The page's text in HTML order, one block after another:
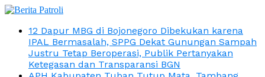
12 Dapur MBG di Bojonegoro Dibekukan karena
IPAL Bermasalah, SPPG Dekat Gunungan Sampah
Justru Tetap Beroperasi, Publik Pertanyakan
Ketegasan dan Transparansi BGN